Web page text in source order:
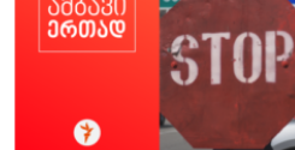
Learning English